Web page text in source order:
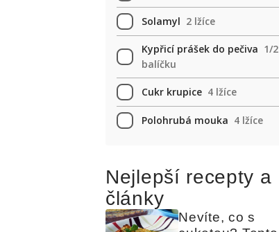
Solamyl 2 lžíce
Kypřicí prášek do pečiva 1/2
balíčku
Cukr krupice 4 lžíce
Polohrubá mouka 4 lžíce
Nejlepší recepty a
články
Nevíte, co s